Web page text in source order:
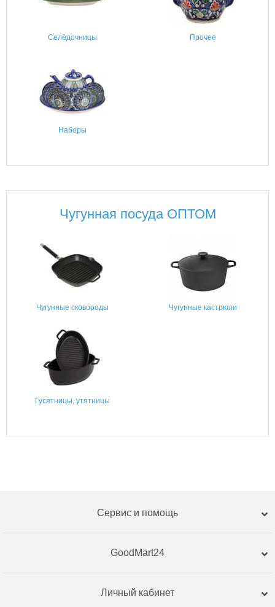
Селёдочницы Прочее
Наборы
Чугунная посуда ОПТОМ
Чугунные сковороды Чугунные кастрюли
Гусятницы, утятницы
Сервис и помощь
GoodMart24
Личный кабинет